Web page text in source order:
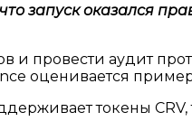
запуск оказался
и провести аудит
оценивается
токены CRV,